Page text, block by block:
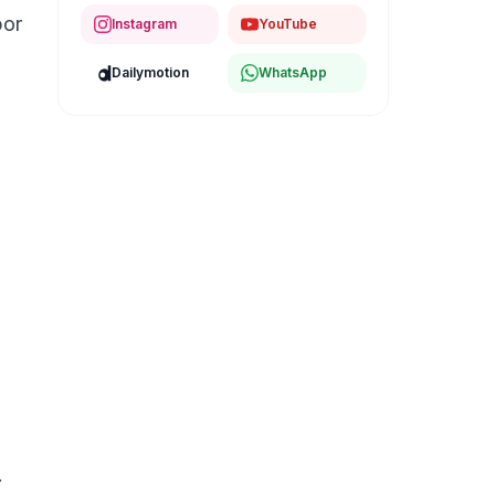
Instagram YouTube
Dailymotion WhatsApp